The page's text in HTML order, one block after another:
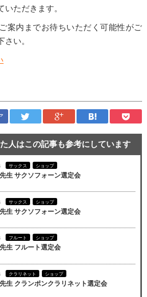
いただきます。
案内までお待ちいただく可能性がご
い。
人はこの記事も参考にしています
サックス ショップ
先生 サクソフォーン選定会
サックス ショップ
生 サクソフォーン選定会
フルート ショップ
生 フルート選定会
クラリネット ショップ
生 クランポンクラリネット選定会